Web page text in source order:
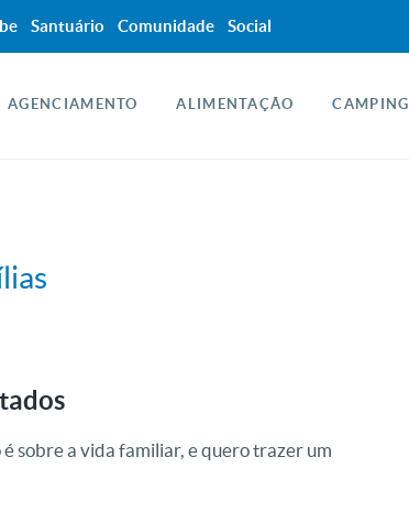
AGENCIAMENTO ALIMENTAÇÃO CAMPING
sobre a vida familiar, e quero trazer um
Santuário Comunidade Social